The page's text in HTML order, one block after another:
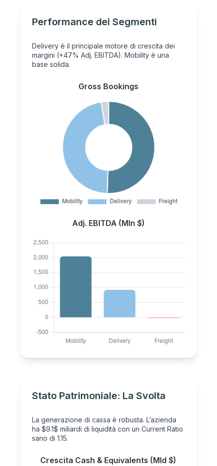
Performance dei Segmenti
Delivery è il principale motore di crescita dei
margini (+47% Adj. EBITDA). Mobility è una
base solida.
Gross Bookings
Adj. EBITDA (Mln $)
Stato Patrimoniale: La Svolta
La generazione di cassa è robusta. L’azienda
ha $9.1$ miliardi di liquidità con un Current Ratio
sano di 1.15.
Crescita Cash & Equivalents (Mld $)